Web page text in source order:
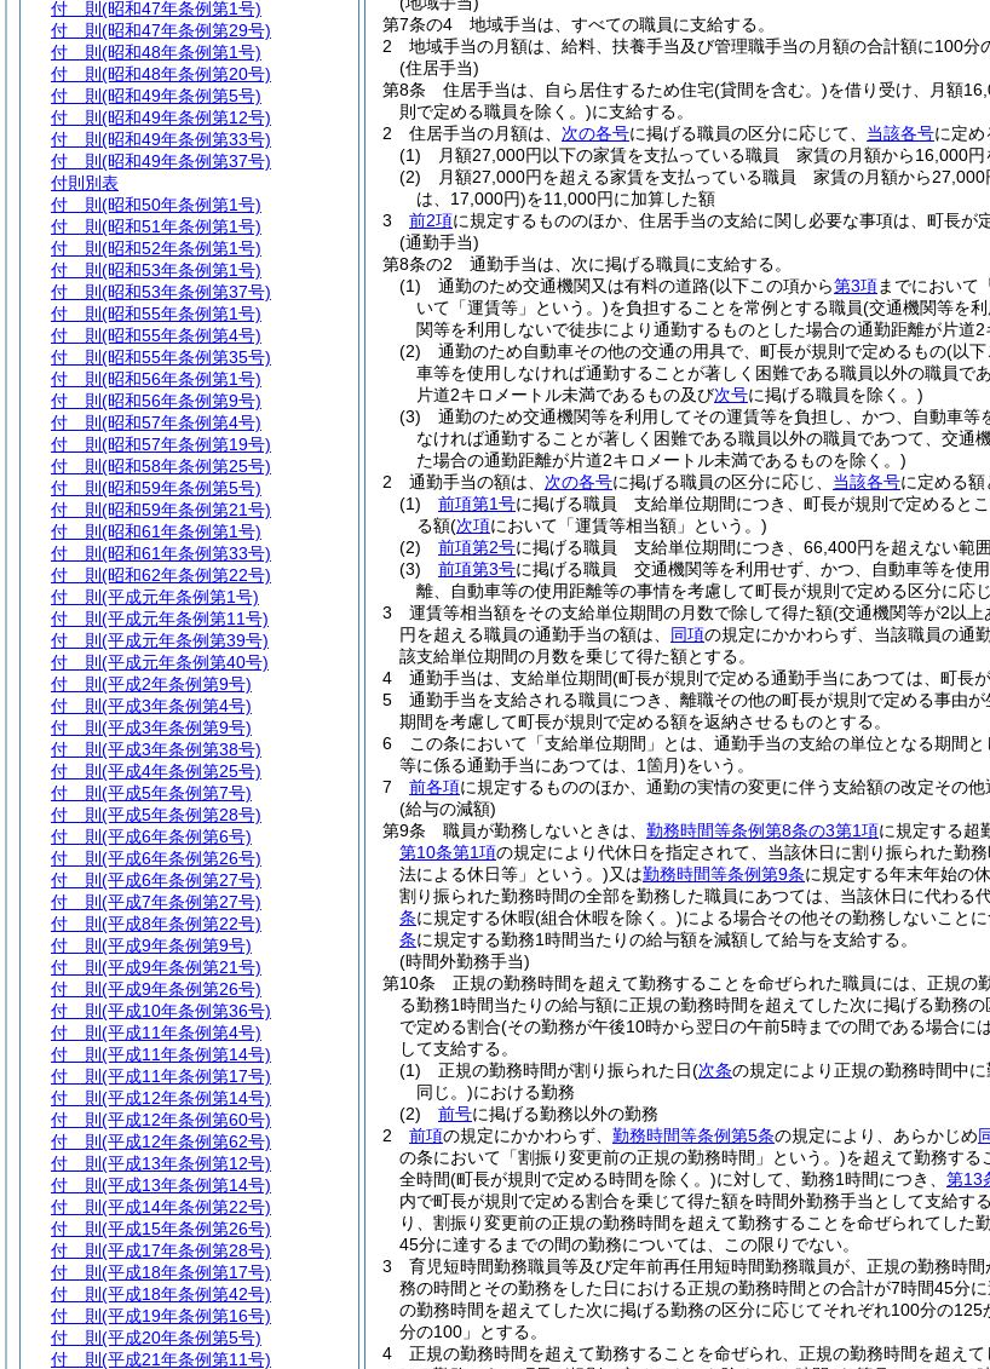
第7条の4
地域手当は、すべての職員に支給する。
2
地域手当の月額は、給料、扶養手当及び管理職手当の月額の合計額に100分
(住居手当)
第8条
住居手当は、自ら居住するため住宅(貸間を含む。)を借り受け、月額
則で定める職員を除く。)に支給する。
2
住居手当の月額は、 次の各号に掲げる職員の区分に応じて、 当該各号に定め
(1)
月額27,000円以下の家賃を支払っている職員 家賃の月額から16,000円
(2)
月額27,000円を超える家賃を支払っている職員 家賃の月額から27,000
は、17,000円)を11,000円に加算した額
3
前2項に規定するもののほか、住居手当の支給に関し必要な事項は、町長が
(通勤手当)
第8条の2
通勤手当は、次に掲げる職員に支給する。
(1)
通勤のため交通機関又は有料の道路(以下この項から第3項までにおいて
いて「運賃等」という。)を負担することを常例とする職員(交通機関等を
関等を利用しないで徒歩により通勤するものとした場合の通勤距離が片道
(2)
通勤のため自動車その他の交通の用具で、町長が規則で定めるもの(以下
車等を使用しなければ通勤することが著しく困難である職員以外の職員
片道2キロメートル未満であるもの及び次号に掲げる職員を除く。)
(3)
通勤のため交通機関等を利用してその運賃等を負担し、かつ、自動車等
なければ通勤することが著しく困難である職員以外の職員であつて、交
た場合の通勤距離が片道2キロメートル未満であるものを除く。)
2
通勤手当の額は、 次の各号に掲げる職員の区分に応じ、 当該各号に定める額
(1)
前項第1号に掲げる職員 支給単位期間につき、町長が規則で定めると
る額(次項において「運賃等相当額」という。)
(2)
前項第2号に掲げる職員 支給単位期間につき、66,400円を超えない範
(3)
前項第3号に掲げる職員 交通機関等を利用せず、かつ、自動車等を使
離、自動車等の使用距離等の事情を考慮して町長が規則で定める区分に応じ
3
運賃等相当額をその支給単位期間の月数で除して得た額(交通機関等が2以上
円を超える職員の通勤手当の額は、 同項の規定にかかわらず、当該職員の通
該支給単位期間の月数を乗じて得た額とする。
4
通勤手当は、支給単位期間(町長が規則で定める通勤手当にあつては、町長
5
通勤手当を支給される職員につき、離職その他の町長が規則で定める事由
期間を考慮して町長が規則で定める額を返納させるものとする。
6
この条において「支給単位期間」とは、通勤手当の支給の単位となる期間
等に係る通勤手当にあつては、1箇月)をいう。
7
前各項に規定するもののほか、通勤の実情の変更に伴う支給額の改定その
(給与の減額)
第9条
職員が勤務しないときは、 勤務時間等条例第8条の3第1項に規定する超
第10条第1項の規定により代休日を指定されて、当該休日に割り振られた勤
法による休日等」という。)又は勤務時間等条例第9条に規定する年末年始の
割り振られた勤務時間の全部を勤務した職員にあつては、当該休日に代わる
条に規定する休暇(組合休暇を除く。)による場合その他その勤務しないこと
条に規定する勤務1時間当たりの給与額を減額して給与を支給する。
(時間外勤務手当)
第10条
正規の勤務時間を超えて勤務することを命ぜられた職員には、正規の
る勤務1時間当たりの給与額に正規の勤務時間を超えてした次に掲げる勤務
で定める割合(その勤務が午後10時から翌日の午前5時までの間である場合に
して支給する。
(1)
正規の勤務時間が割り振られた日(次条の規定により正規の勤務時間中
同じ。)における勤務
(2)
前号に掲げる勤務以外の勤務
2
前項の規定にかかわらず、 勤務時間等条例第5条の規定により、あらかじめ
の条において「割振り変更前の正規の勤務時間」という。)を超えて勤務する
全時間(町長が規則で定める時間を除く。)に対して、勤務1時間につき、 第13
内で町長が規則で定める割合を乗じて得た額を時間外勤務手当として支給する
り、割振り変更前の正規の勤務時間を超えて勤務することを命ぜられてし
45分に達するまでの間の勤務については、この限りでない。
3
育児短時間勤務職員等及び定年前再任用短時間勤務職員が、正規の勤務時
務の時間とその勤務をした日における正規の勤務時間との合計が7時間45分
の勤務時間を超えてした次に掲げる勤務の区分に応じてそれぞれ100分の
分の100」とする。
4
正規の勤務時間を超えて勤務することを命ぜられ、正規の勤務時間を超えて
付 則 (昭和47年条例第1号)
付 則 (昭和47年条例第29号)
付 則 (昭和48年条例第1号)
付 則 (昭和48年条例第20号)
付 則 (昭和49年条例第5号)
付 則 (昭和49年条例第12号)
付 則 (昭和49年条例第33号)
付 則 (昭和49年条例第37号)
付則別表
付 則 (昭和50年条例第1号)
付 則 (昭和51年条例第1号)
付 則 (昭和52年条例第1号)
付 則 (昭和53年条例第1号)
付 則 (昭和53年条例第37号)
付 則 (昭和55年条例第1号)
付 則 (昭和55年条例第4号)
付 則 (昭和55年条例第35号)
付 則 (昭和56年条例第1号)
付 則 (昭和56年条例第9号)
付 則 (昭和57年条例第4号)
付 則 (昭和57年条例第19号)
付 則 (昭和58年条例第25号)
付 則 (昭和59年条例第5号)
付 則 (昭和59年条例第21号)
付 則 (昭和61年条例第1号)
付 則 (昭和61年条例第33号)
付 則 (昭和62年条例第22号)
付 則 (平成元年条例第1号)
付 則 (平成元年条例第11号)
付 則 (平成元年条例第39号)
付 則 (平成元年条例第40号)
付 則 (平成2年条例第9号)
付 則 (平成3年条例第4号)
付 則 (平成3年条例第9号)
付 則 (平成3年条例第38号)
付 則 (平成4年条例第25号)
付 則 (平成5年条例第7号)
付 則 (平成5年条例第28号)
付 則 (平成6年条例第6号)
付 則 (平成6年条例第26号)
付 則 (平成6年条例第27号)
付 則 (平成7年条例第27号)
付 則 (平成8年条例第22号)
付 則 (平成9年条例第9号)
付 則 (平成9年条例第21号)
付 則 (平成9年条例第26号)
付 則 (平成10年条例第36号)
付 則 (平成11年条例第4号)
付 則 (平成11年条例第14号)
付 則 (平成11年条例第17号)
付 則 (平成12年条例第14号)
付 則 (平成12年条例第60号)
付 則 (平成12年条例第62号)
付 則 (平成13年条例第12号)
付 則 (平成13年条例第14号)
付 則 (平成14年条例第22号)
付 則 (平成15年条例第26号)
付 則 (平成17年条例第28号)
付 則 (平成18年条例第17号)
付 則 (平成18年条例第42号)
付 則 (平成19年条例第16号)
付 則 (平成20年条例第5号)
付 則 (平成21年条例第11号)